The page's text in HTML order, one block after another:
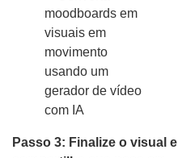
Passo 3: Finalize o visual e